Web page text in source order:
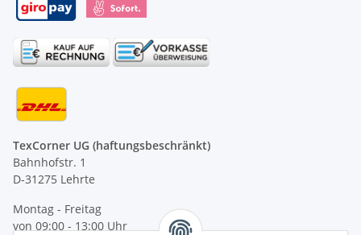
TexCorner UG (haftungsbeschränkt)
Bahnhofstr. 1
D-31275 Lehrte
Montag - Freitag
von 09:00 - 13:00 Uhr